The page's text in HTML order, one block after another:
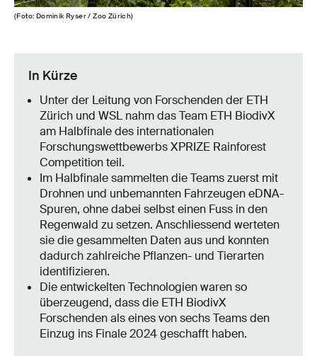
(Foto: Dominik Ryser / Zoo Zürich)
In Kürze
Unter der Leitung von Forschenden der ETH
Zürich und WSL nahm das Team ETH BiodivX
am Halbfinale des internationalen
Forschungswettbewerbs XPRIZE Rainforest
Competition teil.
Im Halbfinale sammelten die Teams zuerst mit
Drohnen und unbemannten Fahrzeugen eDNA-
Spuren, ohne dabei selbst einen Fuss in den
Regenwald zu setzen. Anschliessend werteten
sie die gesammelten Daten aus und konnten
dadurch zahlreiche Pflanzen- und Tierarten
identifizieren.
Die entwickelten Technologien waren so
überzeugend, dass die ETH BiodivX
Forschenden als eines von sechs Teams den
Einzug ins Finale 2024 geschafft haben.